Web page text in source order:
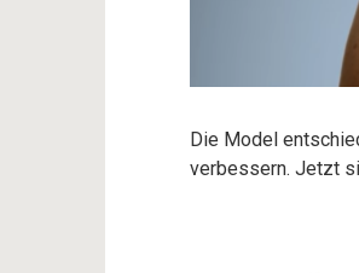
Die Model
verbessern. Jetzt